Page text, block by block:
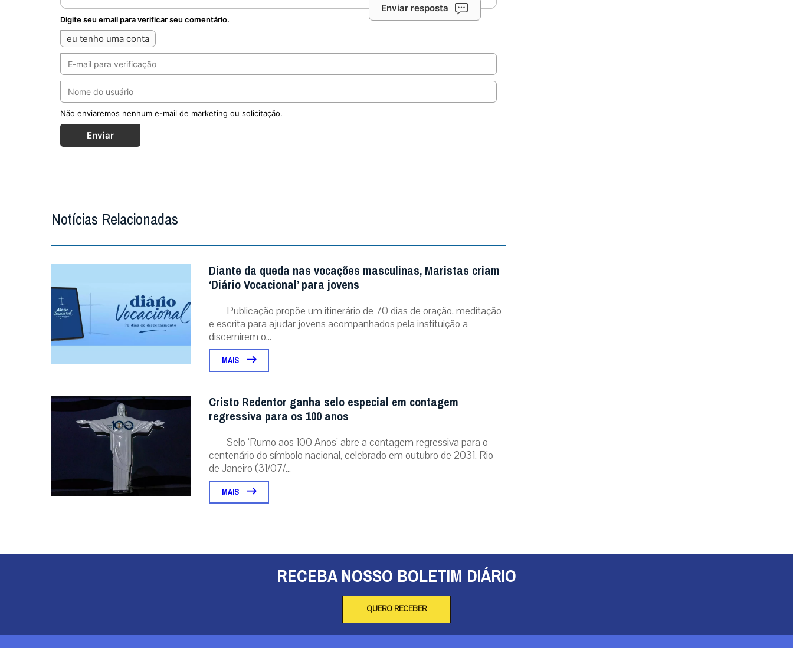
Enviar resposta
Digite seu email para verificar seu comentário.
eu tenho uma conta
Não enviaremos nenhum e-mail de marketing ou solicitação.
Enviar
Notícias Relacionadas
Diante da queda nas vocações masculinas, Maristas criam
‘Diário Vocacional’ para jovens
Publicação propõe um itinerário de 70 dias de oração, meditação
e escrita para ajudar jovens acompanhados pela instituição a
discernirem o...
MAIS
Cristo Redentor ganha selo especial em contagem
regressiva para os 100 anos
Selo ‘Rumo aos 100 Anos’ abre a contagem regressiva para o
centenário do símbolo nacional, celebrado em outubro de 2031. Rio
de Janeiro (31/07/...
MAIS
RECEBA NOSSO BOLETIM DIÁRIO
QUERO RECEBER